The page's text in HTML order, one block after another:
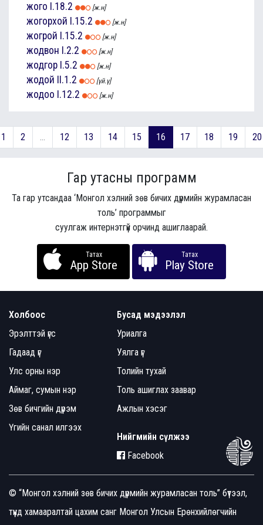
жого I.18.2 [ж.н]
жогорхой I.15.2 [ж.н]
жогрой I.15.2 [ж.н]
жодвон I.2.2 [ж.н]
жодгор I.5.2 [ж.н]
жодой II.1.2 [үй.ү]
жодоо I.12.2 [ж.н]
1 2 ... 12 13 14 15 16 17 18 19 20
Гар утасны программ
Та гар утсандаа ‘Монгол хэлний зөв бичих дүрмийн журамласан
толь’ программыг
суулгаж интернэтгүй орчинд ашиглаарай.
Татах
App Store
Татах
Play Store
Холбоос
Эрэлттэй үгс
Гадаад үг
Улс орны нэр
Аймаг, сумын нэр
Зөв бичгийн дүрэм
Үгийн санал илгээх
Бусад мэдээлэл
Уриалга
Уялга үг
Толийн тухай
Толь ашиглах заавар
Ажлын хэсэг
Нийгмийн сүлжээ
Facebook
© “Монгол хэлний зөв бичих дүрмийн журамласан толь” бүтээл,
түүнд хамааралтай цахим санг Монгол Улсын Ерөнхийлөгчийн